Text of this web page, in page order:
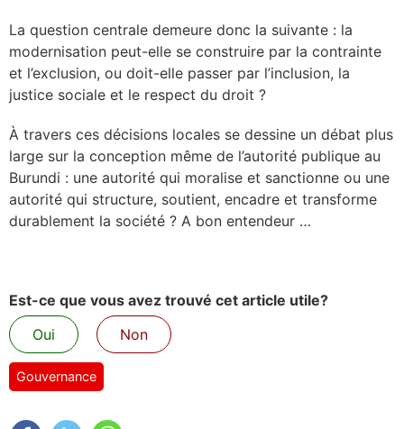
La question centrale demeure donc la suivante : la
modernisation peut-elle se construire par la contrainte
et l’exclusion, ou doit-elle passer par l’inclusion, la
justice sociale et le respect du droit ?
À travers ces décisions locales se dessine un débat plus
large sur la conception même de l’autorité publique au
Burundi : une autorité qui moralise et sanctionne ou une
autorité qui structure, soutient, encadre et transforme
durablement la société ? A bon entendeur …
Est-ce que vous avez trouvé cet article utile?
Oui
Non
Gouvernance